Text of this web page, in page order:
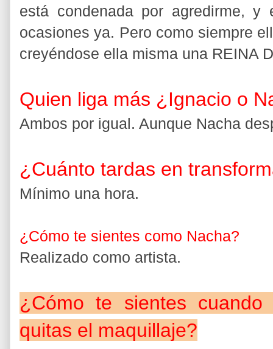
está condenada por agredirme,
ocasiones ya. Pero como siempre
creyéndose ella misma una REINA
Quien liga más ¿Ignacio o
Ambos por igual. Aunque Nacha
¿Cuánto tardas en
Mínimo una hora.
¿Cómo te sientes como Nacha?
Realizado como artista.
¿Cómo te sientes cuando
quitas el maquillaje?